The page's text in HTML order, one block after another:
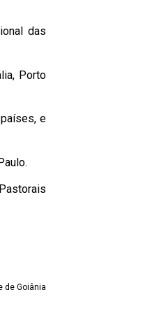
das
Porto
e
de Goiânia